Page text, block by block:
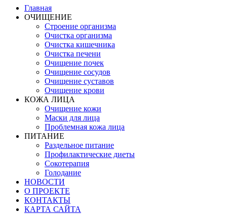
Главная
ОЧИЩЕНИЕ
Строение организма
Очистка организма
Очистка кишечника
Очистка печени
Очищение почек
Очищение сосудов
Очищение суставов
Очищение крови
КОЖА ЛИЦА
Очищение кожи
Маски для лица
Проблемная кожа лица
ПИТАНИЕ
Раздельное питание
Профилактические диеты
Сокотерапия
Голодание
НОВОСТИ
О ПРОЕКТЕ
КОНТАКТЫ
КАРТА САЙТА